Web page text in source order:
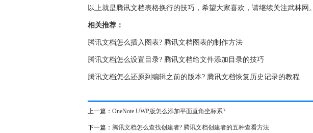
以上就是腾讯文档表格换行的技巧，希望大家喜欢，请继续关注武林网。
相关推荐：
腾讯文档怎么插入图表? 腾讯文档图表的制作方法
腾讯文档怎么设置目录? 腾讯文档给文件添加目录的技巧
腾讯文档怎么还原到编辑之前的版本? 腾讯文档恢复历史记录的教程
上一篇： OneNote UWP版怎么添加平面直角坐标系?
下一篇： 腾讯文档怎么查找创建者? 腾讯文档创建者的五种查看方法